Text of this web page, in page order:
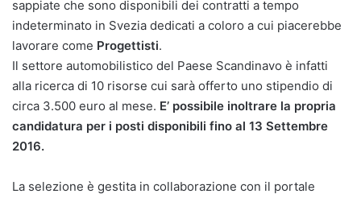
sappiate che sono disponibili dei contratti a tempo
indeterminato in Svezia dedicati a coloro a cui piacerebbe
lavorare come Progettisti.
Il settore automobilistico del Paese Scandinavo è infatti
alla ricerca di 10 risorse cui sarà offerto uno stipendio di
circa 3.500 euro al mese. E’ possibile inoltrare la propria
candidatura per i posti disponibili fino al 13 Settembre
2016.
La selezione è gestita in collaborazione con il portale